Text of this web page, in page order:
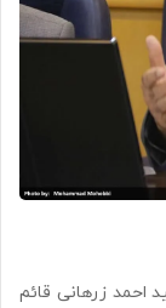
احمد زرهانی قائم